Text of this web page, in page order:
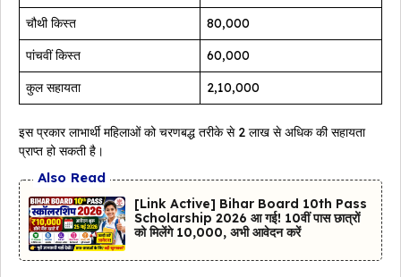
चौथी किस्त
₹80,000
पांचवीं किस्त
₹60,000
कुल सहायता
₹2,10,000
इस प्रकार लाभार्थी महिलाओं को चरणबद्ध तरीके से ₹2 लाख से अधिक की सहायता
प्राप्त हो सकती है।
Also Read
[Link Active] Bihar Board 10th Pass
Scholarship 2026 आ गई! 10वीं पास छात्रों
को मिलेंगे ₹10,000, अभी आवेदन करें